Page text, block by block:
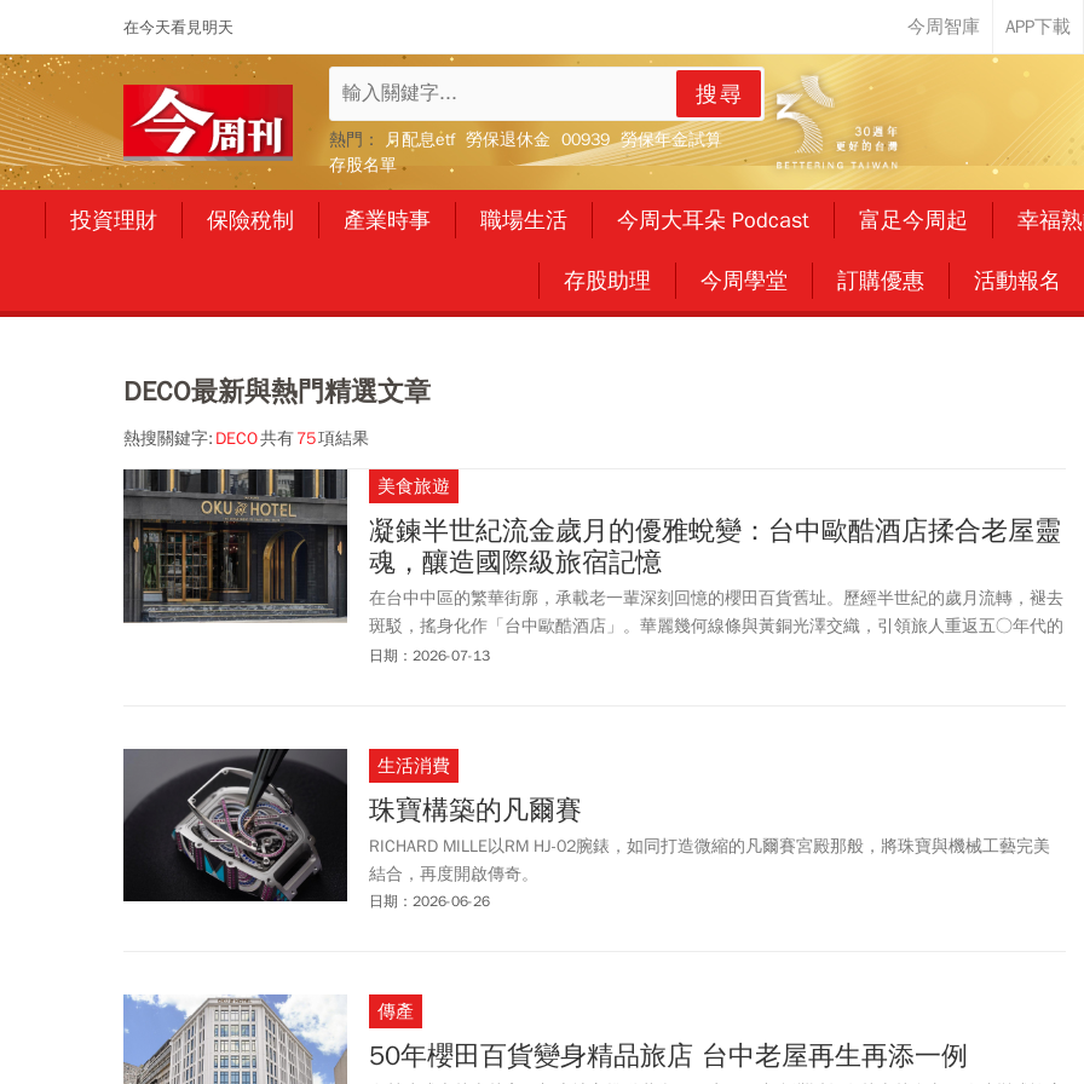
在今天看見明天
搜尋
熱門： 月配息etf 勞保退休金 00939 勞保年金試算
存股名單
投資理財 保險稅制 產業時事 職場生活 今周大耳朵 Podcast 富足今周起 幸福
存股助理 今周學堂 訂購優惠 活動報名
DECO最新與熱門精選文章
熱搜關鍵字: DECO共有75項結果
美食旅遊
凝鍊半世紀流金歲月的優雅蛻變：台中歐酷酒店揉合老屋靈
魂，釀造國際級旅宿記憶
在台中中區的繁華街廓，承載老一輩深刻回憶的櫻田百貨舊址。歷經半世紀的歲月流轉，褪去
斑駁，搖身化作「台中歐酷酒店」。華麗幾何線條與黃銅光澤交織，引領旅人重返五○年代的
流金歲月；這場建築復興蘊藏經營者對城市底蘊的深情凝望，讓品牌以故事性的空間敘事，於
日期：2026-07-13
生活消費
珠寶構築的凡爾賽
RICHARD MILLE以RM HJ-02腕錶，如同打造微縮的凡爾賽宮殿那般，將珠寶與機械工藝完美
結合，再度開啟傳奇。
日期：2026-06-26
傳產
50年櫻田百貨變身精品旅店 台中老屋再生再添一例